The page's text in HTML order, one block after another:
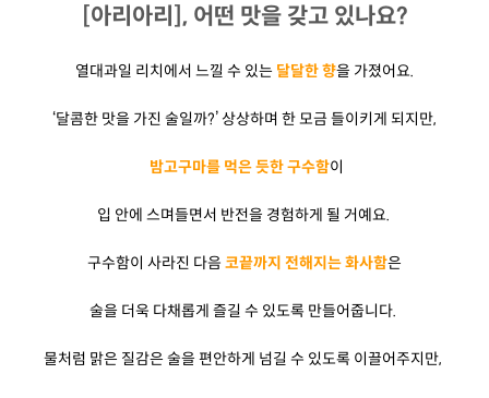
[아리아리], 어떤 맛을 갖고 있나요?
열대과일 리치에서 느낄 수 있는 달달한 향을 가졌어요.
‘달콤한 맛을 가진 술일까?’ 상상하며 한 모금 들이키게 되지만,
밤고구마를 먹은 듯한 구수함이
입 안에 스며들면서 반전을 경험하게 될 거예요.
구수함이 사라진 다음 코끝까지 전해지는 화사함은
술을 더욱 다채롭게 즐길 수 있도록 만들어줍니다.
물처럼 맑은 질감은 술을 편안하게 넘길 수 있도록 이끌어주지만,